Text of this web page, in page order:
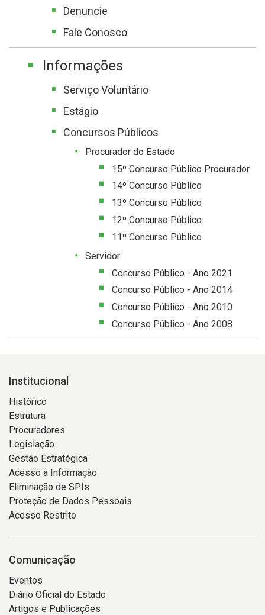
Denuncie
Fale Conosco
Informações
Serviço Voluntário
Estágio
Concursos Públicos
Procurador do Estado
15º Concurso Público Procurador
14º Concurso Público
13º Concurso Público
12º Concurso Público
11º Concurso Público
Servidor
Concurso Público - Ano 2021
Concurso Público - Ano 2014
Concurso Público - Ano 2010
Concurso Público - Ano 2008
Institucional
Histórico
Estrutura
Procuradores
Legislação
Gestão Estratégica
Acesso a Informação
Eliminação de SPIs
Proteção de Dados Pessoais
Acesso Restrito
Comunicação
Eventos
Diário Oficial do Estado
Artigos e Publicações